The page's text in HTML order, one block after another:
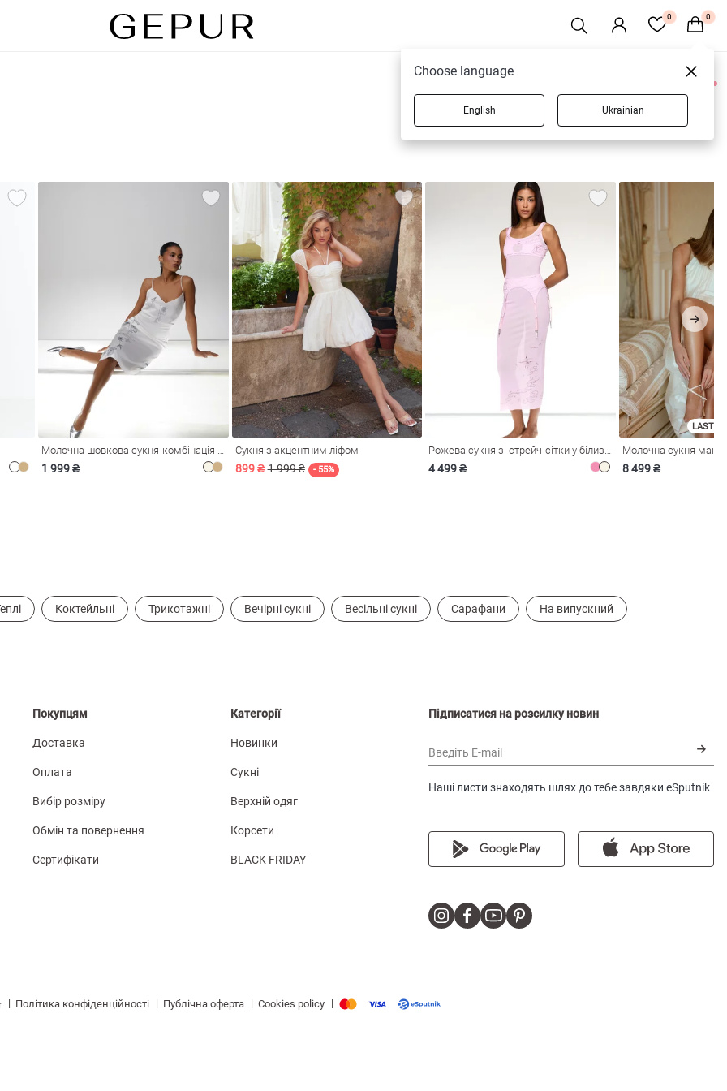
0 0
0 товарів
1 999 ₴
Сукня з акцентним ліфом
899 ₴ 1 999 ₴ - 55% 4 499 ₴
LAST
8 499 ₴
Коктейльні Трикотажні Вечірні сукні Весільні сукні Сарафани На випускний
Покупцям
Доставка
Оплата
Вибір розміру
Обмін та повернення
Сертифікати
Категорії
Новинки
Сукні
Верхній одяг
Корсети
BLACK FRIDAY
Підписатися на розсилку новин
Введіть E-mail
Наші листи знаходять шлях до тебе завдяки eSputnik
| Політика конфіденційності | Публічна оферта | Cookies policy |
Choose language
English Ukrainian